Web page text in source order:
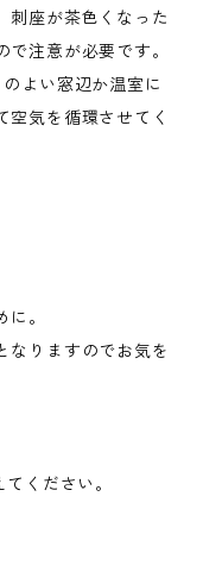
刺座が茶色くなった
注意が必要です。
よい窓辺か温室に
空気を循環させてく
。
なりますのでお気を
ください。